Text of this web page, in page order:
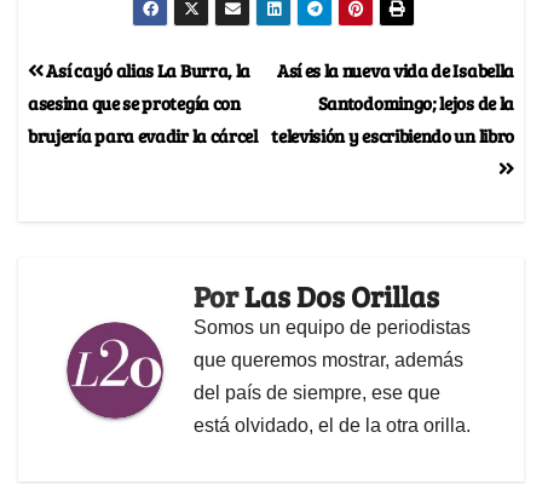
Así es la nueva vida de Isabella
Santodomingo; lejos de la
televisión y escribiendo un libro
Así cayó alias La Burra, la
asesina que se protegía con
brujería para evadir la cárcel
PorLas Dos Orillas
Somos un equipo de periodistas
que queremos mostrar, además
del país de siempre, ese que
está olvidado, el de la otra orilla.